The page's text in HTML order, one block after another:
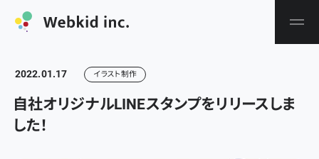
2022.01.17 イラスト制作
自社オリジナルLINEスタンプをリリースしま
した！